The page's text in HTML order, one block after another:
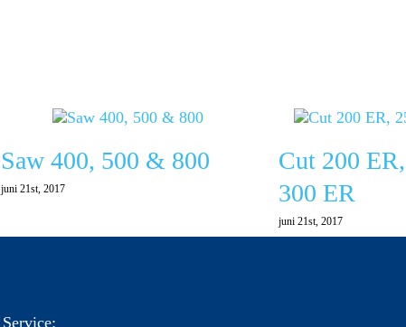
Saw 400, 500 & 800
juni 21st, 2017
Cut 200
300 ER
juni 21st, 2017
Service: